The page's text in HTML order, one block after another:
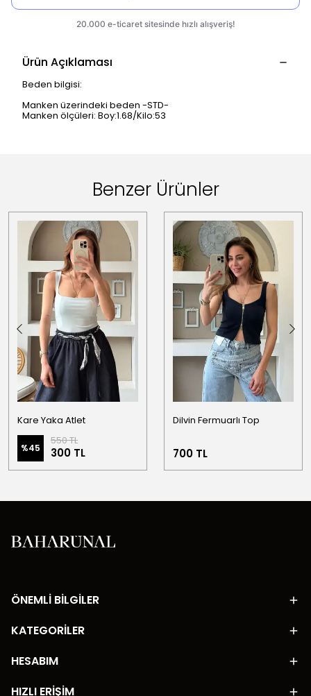
Ürün Açıklaması
Beden bilgisi:
Manken üzerindeki beden -STD-
Manken ölçüleri: Boy:1.68/Kilo:53
Benzer Ürünler
Kare Yaka Atlet
%45
550 TL
300 TL
Dilvin Fermuarlı Top
700 TL
ÖNEMLİ BİLGİLER
KATEGORİLER
HESABIM
HIZLI ERİŞİM